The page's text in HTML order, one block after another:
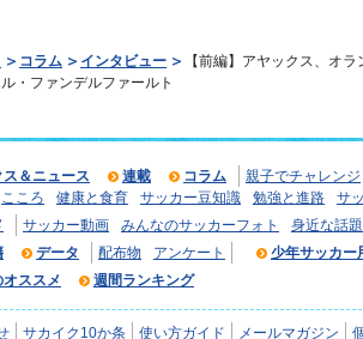
コラム インタビュー
【前編】アヤックス、オ
・ファンデルファールト
ス＆ニュース 連載 コラム 親子でチャレンジ
こころ 健康と食育 サッカー豆知識 勉強と進路
サ
サッカー動画 みんなのサッカーフォト
身近な話題
データ 配布物 アンケート
少年サッカー
ススメ
週間ランキング
サカイク10か条 使い方ガイド メールマガジン